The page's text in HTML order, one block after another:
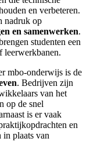
en verbeteren.
nadruk op
en samenwerken.
studenten een
leerwerkbanen.​
mbo-onderwijs is de
. Bedrijven zijn
van het
op de snel
is er vaak
en
in plaats van